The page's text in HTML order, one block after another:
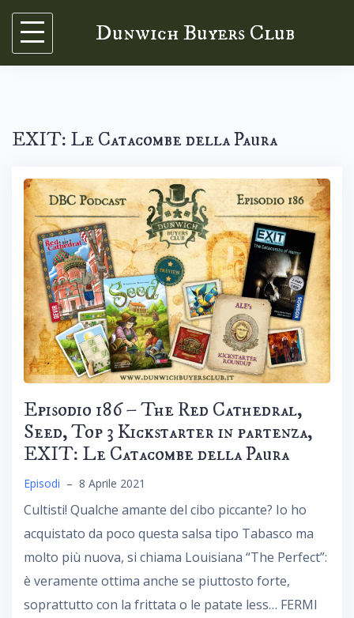
Skip
content
Dunwich Buyers Club
EXIT: Le Catacombe della Paura
Episodio 186 – The Red Cathedral,
Seed, Top 3 Kickstarter in partenza,
EXIT: Le Catacombe della Paura
Episodi – 8 Aprile 2021
Cultisti! Qualche amante del cibo piccante? Io ho
acquistato da poco questa salsa tipo Tabasco ma
molto più nuova, si chiama Louisiana “The Perfect”:
è veramente ottima anche se piuttosto forte,
soprattutto con la frittata o le patate less… FERMI